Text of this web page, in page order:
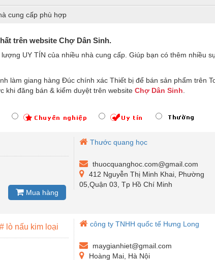
cung cấp phù hợp
trên website Chợ Dân Sinh.
UY TÍN của nhiều nhà cung cấp. Giúp bạn có thêm nhiều
làm giang hàng Đúc chính xác Thiết bị để bán sản phẩm trên
khi đăng bán & kiểm duyệt trên website Chợ Dân Sinh
Mua hàng
Thước quang học
thuocquanghoc.com@gmail.com
412 Nguyễn Thị Minh Khai, Phường
05,Quận 03, Tp Hồ Chí Minh
lò nấu kim loại công ty TNHH quốc tế Hưng Long
maygianhiet@gmail.com
Hoàng Mai, Hà Nội